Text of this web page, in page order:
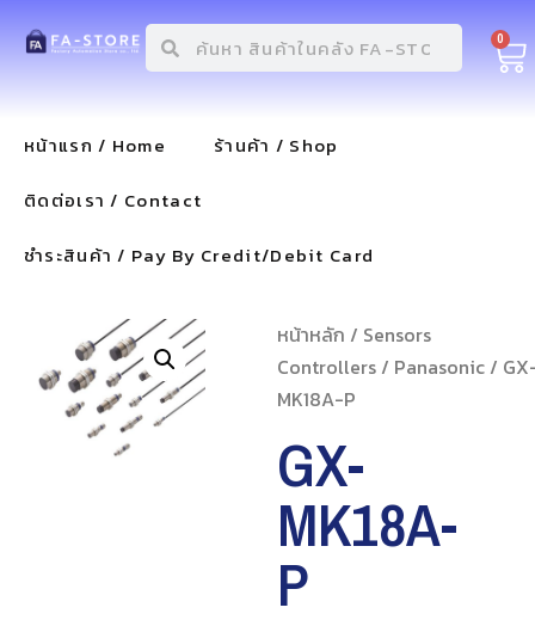
0
หน้าแรก / Home
ร้านค้า / Shop
ติดต่อเรา / Contact
ชำระสินค้า / Pay By Credit/Debit Card
หน้าหลัก / Sensors
Controllers/ Panasonic/
MK18A-P
GX-
MK18A-
P